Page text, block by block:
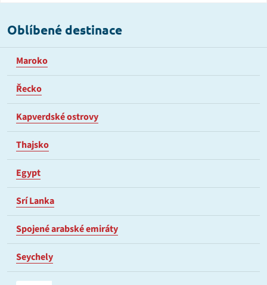
Oblíbené destinace
Maroko
Řecko
Kapverdské ostrovy
Thajsko
Egypt
Srí Lanka
Spojené arabské emiráty
Seychely